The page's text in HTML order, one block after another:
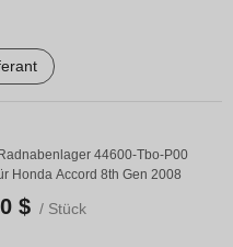
44600-Tbo-P00
Honda Accord 8th Gen 2008
$ / Stück